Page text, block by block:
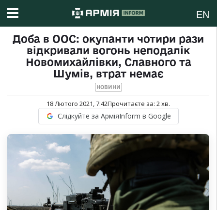
EN
Доба в ООС: окупанти чотири рази
відкривали вогонь неподалік
Новомихайлівки, Славного та
Шумів, втрат немає
НОВИНИ
18 Лютого 2021, 7:42Прочитаєте за: 2хв.
Слідкуйте за АрміяInform в Google